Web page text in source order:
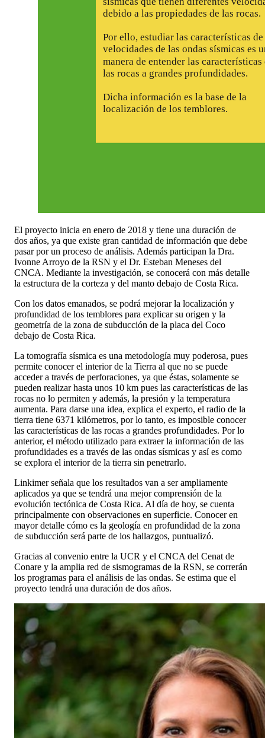
El proyecto inicia en enero de 2018 y tiene una duración de
dos años, ya que existe gran cantidad de información que debe
pasar por un proceso de análisis. Además participan la Dra.
Ivonne Arroyo de la RSN y el Dr. Esteban Meneses del
CNCA. Mediante la investigación, se conocerá con más detalle
la estructura de la corteza y del manto debajo de Costa Rica.
Con los datos emanados, se podrá mejorar la localización y
profundidad de los temblores para explicar su origen y la
geometría de la zona de subducción de la placa del Coco
debajo de Costa Rica.
La tomografía sísmica es una metodología muy poderosa, pues
permite conocer el interior de la Tierra al que no se puede
acceder a través de perforaciones, ya que éstas, solamente se
pueden realizar hasta unos 10 km pues las características de las
rocas no lo permiten y además, la presión y la temperatura
aumenta. Para darse una idea, explica el experto, el radio de la
tierra tiene 6371 kilómetros, por lo tanto, es imposible conocer
las características de las rocas a grandes profundidades. Por lo
anterior, el método utilizado para extraer la información de las
profundidades es a través de las ondas sísmicas y así es como
se explora el interior de la tierra sin penetrarlo.
Linkimer señala que los resultados van a ser ampliamente
aplicados ya que se tendrá una mejor comprensión de la
evolución tectónica de Costa Rica. Al día de hoy, se cuenta
principalmente con observaciones en superficie. Conocer en
mayor detalle cómo es la geología en profundidad de la zona
de subducción será parte de los hallazgos, puntualizó.
Gracias al convenio entre la UCR y el CNCA del Cenat de
Conare y la amplia red de sismogramas de la RSN, se correrán
los programas para el análisis de las ondas. Se estima que el
proyecto tendrá una duración de dos años.